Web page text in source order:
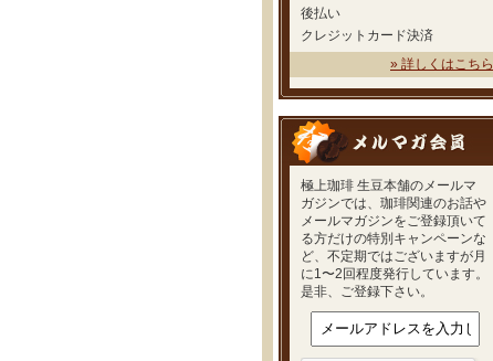
後払い
クレジットカード決済
» 詳しくはこちら
極上珈琲 生豆本舗のメールマ
ガジンでは、珈琲関連のお話や
メールマガジンをご登録頂いて
る方だけの特別キャンペーンな
ど、不定期ではございますが月
に1〜2回程度発行しています。
是非、ご登録下さい。